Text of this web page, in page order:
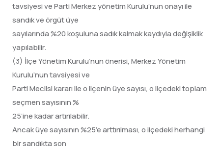
tavsiyesi ve Parti Merkez yönetim Kurulu’nun onayı ile
sandık ve örgüt üye
sayılarında %20 koşuluna sadık kalmak kaydıyla değişiklik
yapılabilir.
(3) İlçe Yönetim Kurulu’nun önerisi, Merkez Yönetim
Kurulu’nun tavsiyesi ve
Parti Meclisi kararı ile o ilçenin üye sayısı, o ilçedeki toplam
seçmen sayısının %
25’ine kadar artırılabilir.
Ancak üye sayısının %25’e arttırılması, o ilçedeki herhangi
bir sandıkta son